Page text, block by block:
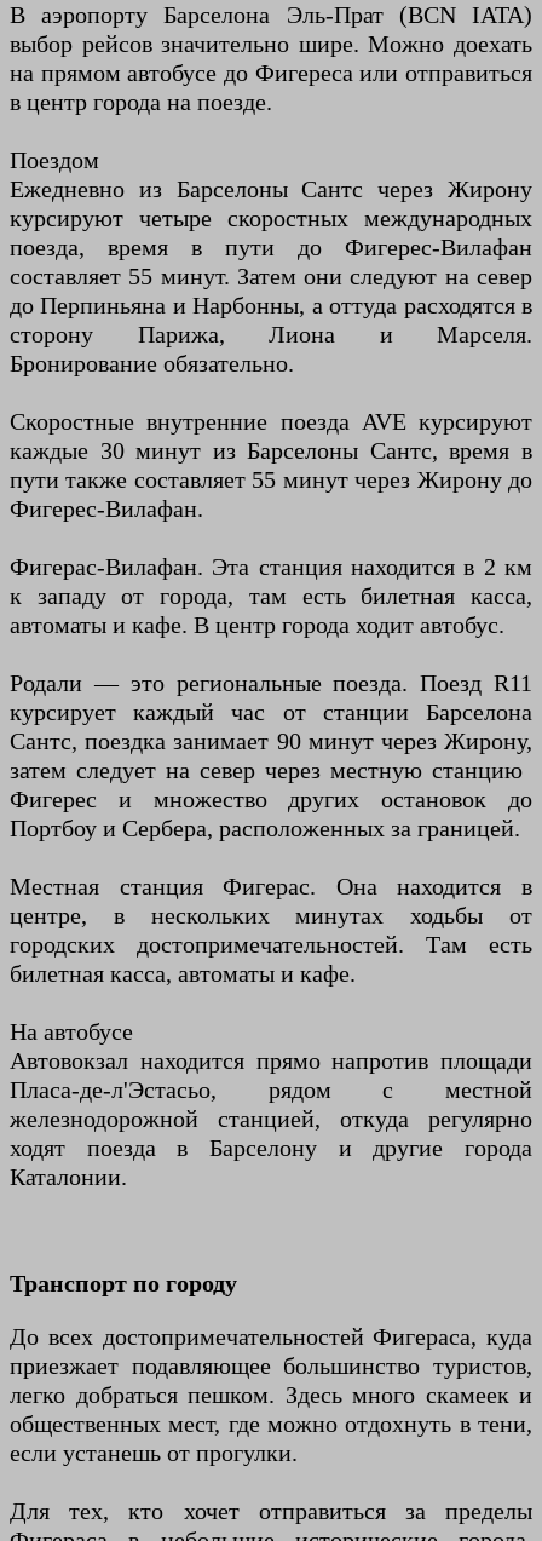
В аэропорту Барселона Эль-Прат (BCN IATA)
выбор рейсов значительно шире. Можно доехать
на прямом автобусе до Фигереса или отправиться
в центр города на поезде.
Поездом
Ежедневно из Барселоны Сантс через Жирону
курсируют четыре скоростных международных
поезда, время в пути до Фигерес-Вилафан
составляет 55 минут. Затем они следуют на север
до Перпиньяна и Нарбонны, а оттуда расходятся в
сторону Парижа, Лиона и Марселя.
Бронирование обязательно.
Скоростные внутренние поезда AVE курсируют
каждые 30 минут из Барселоны Сантс, время в
пути также составляет 55 минут через Жирону до
Фигерес-Вилафан.
Фигерас-Вилафан. Эта станция находится в 2 км
к западу от города, там есть билетная касса,
автоматы и кафе. В центр города ходит автобус.
Родали — это региональные поезда. Поезд R11
курсирует каждый час от станции Барселона
Сантс, поездка занимает 90 минут через Жирону,
затем следует на север через местную станцию ​​
Фигерес и множество других остановок до
Портбоу и Сербера, расположенных за границей.
Местная станция Фигерас. Она находится в
центре, в нескольких минутах ходьбы от
городских достопримечательностей. Там есть
билетная касса, автоматы и кафе.
На автобусе
Автовокзал находится прямо напротив площади
Пласа-де-л'Эстасьо, рядом с местной
железнодорожной станцией, откуда регулярно
ходят поезда в Барселону и другие города
Каталонии.
Транспорт по городу
До всех достопримечательностей Фигераса, куда
приезжает подавляющее большинство туристов,
легко добраться пешком. Здесь много скамеек и
общественных мест, где можно отдохнуть в тени,
если устанешь от прогулки.
Для тех, кто хочет отправиться за пределы